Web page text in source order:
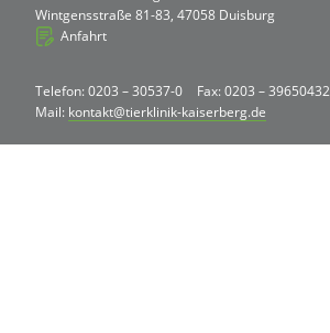
Wintgensstraße 81-83, 47058 Duisburg
Anfahrt
Telefon: 0203 – 30537-0
Fax: 0203 – 39650432
Mail: kontakt@tierklinik-kaiserberg.de